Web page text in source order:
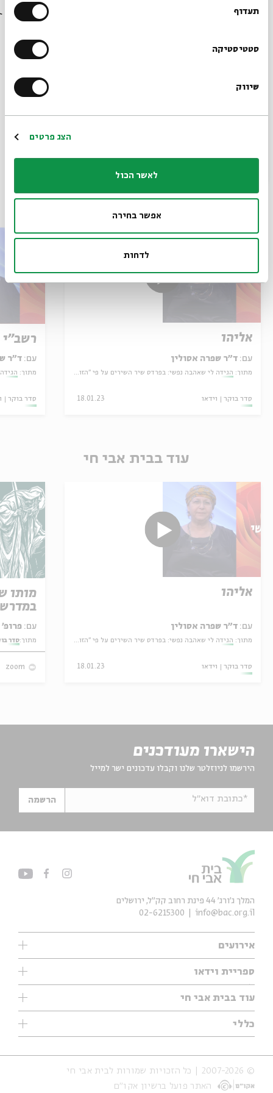
תעדוף
סטטיסטיקה
שיווק
הצג פרטים
לאשר הכול
אפשר בחירה
לדחות
פרקים נוספים בסדרה
אליהו
עם: ד"ר שפרה אסולין
מתוך: הגידה לי שאהבה נפשי: בפרדס שיר השירים על פי "הזוהר"
סדר בוקר וידאו 18.01.23
רשב"י
עם: ד"ר
מתוך:
סדר בוקר
עוד בבית אבי חי
אליהו
עם: ד"ר שפרה אסולין
מתוך: הגידה לי שאהבה נפשי: בפרדס שיר השירים על פי "הזוהר"
סדר בוקר וידאו 18.01.23
מותו
עם: פרופ' אביגדור שנאן
מתוך:סדר
zoom
הישארו מעודכנים
הירשמו לניוזלטר שלנו וקבלו עדכונים ישר למייל
*כתובת דוא"ל הרשמה
אירועים
אנגלית
נוער
סדרות
אירועי עבר
אירועים בירושלים
ספריית וידאו
עיון
מיוחדים
עוד בבית אבי חי
כללי
אודות
הצהרת נגישות
תנאי שימוש והצהרת פרטיות
המלך ג'ורג' 44 פינת רחוב קק״ל, ירושלים
info@bac.org.il
02-6215300
© 2007-2026 | כל הזכויות שמורות לבית אבי חי
האתר פועל ברשיון אקו״ם